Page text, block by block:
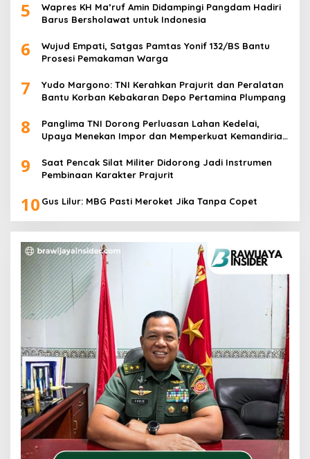
5
Wapres KH Ma’ruf Amin Didampingi Pangdam Hadiri
Barus Bersholawat untuk Indonesia
6
Wujud Empati, Satgas Pamtas Yonif 132/BS Bantu
Prosesi Pemakaman Warga
7
Yudo Margono: TNI Kerahkan Prajurit dan Peralatan
Bantu Korban Kebakaran Depo Pertamina Plumpang
8
Panglima TNI Dorong Perluasan Lahan Kedelai,
Upaya Menekan Impor dan Memperkuat Kemandirian
9
Saat Pencak Silat Militer Didorong Jadi Instrumen
Pembinaan Karakter Prajurit
10 Gus Lilur: MBG Pasti Meroket Jika Tanpa Copet